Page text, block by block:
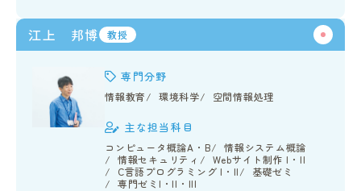
江上 邦博 教授
専門分野
情報教育 環境科学 空間情報処理
主な担当科目
コンピュータ概論A・B
情報システム概論
情報セキュリティ
Webサイト制作 I・II
C言語プログラミング I・II
基礎ゼミ
専門ゼミI・II・III